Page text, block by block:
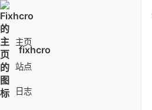
fixhcro
主页
站点
日志